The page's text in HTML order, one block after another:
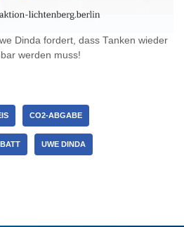
Dinda fordert, dass Tanken wieder
werden muss!
CO2-ABGABE
UWE DINDA